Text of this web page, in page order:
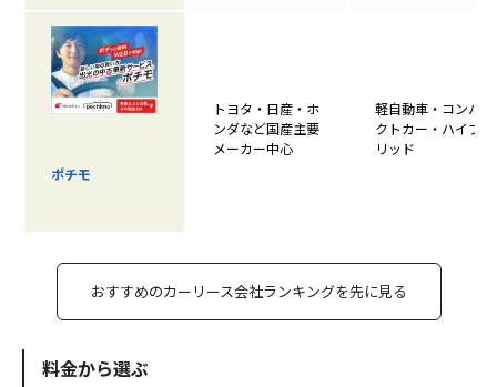
ポチモ
トヨタ・日産・ホ
ンダなど国産主要
メーカー中心
軽自動車・コンパ
クトカー・ハイブ
リッド
おすすめのカーリース会社ランキングを先に見る
料金から選ぶ